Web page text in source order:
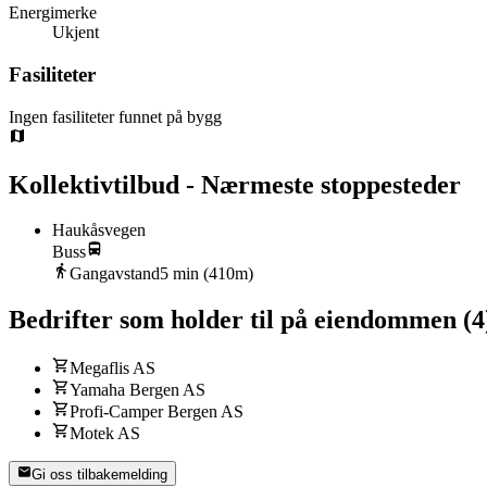
Energimerke
Ukjent
Fasiliteter
Ingen fasiliteter funnet på bygg
Kollektivtilbud - Nærmeste stoppesteder
Haukåsvegen
Buss
Gangavstand5 min (410m)
Bedrifter som holder til på eiendommen (4
Megaflis AS
Yamaha Bergen AS
Profi-Camper Bergen AS
Motek AS
Gi oss tilbakemelding